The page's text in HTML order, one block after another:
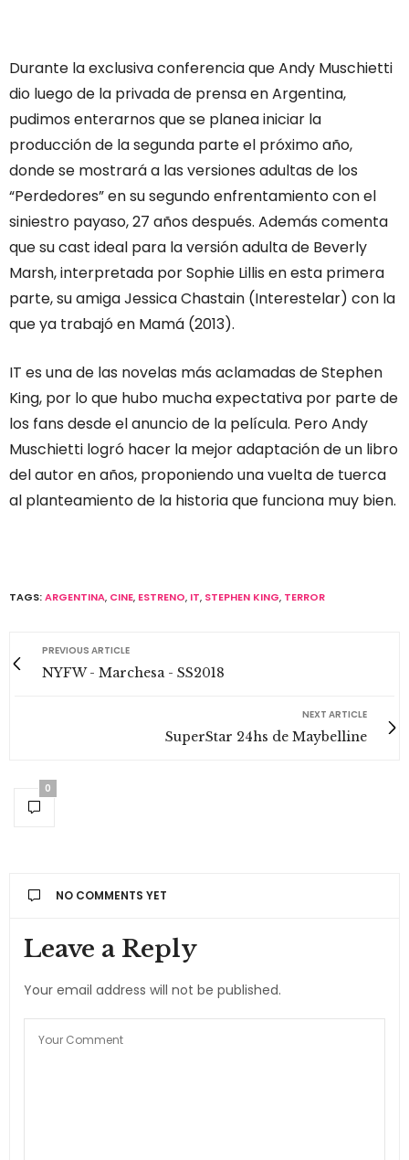
Durante la exclusiva conferencia que Andy Muschietti
dio luego de la privada de prensa en Argentina,
pudimos enterarnos que se planea iniciar la
producción de la segunda parte el próximo año,
donde se mostrará a las versiones adultas de los
“Perdedores” en su segundo enfrentamiento con el
siniestro payaso, 27 años después. Además comenta
que su cast ideal para la versión adulta de Beverly
Marsh, interpretada por Sophie Lillis en esta primera
parte, su amiga Jessica Chastain (Interestelar) con la
que ya trabajó en Mamá (2013).
IT es una de las novelas más aclamadas de Stephen
King, por lo que hubo mucha expectativa por parte de
los fans desde el anuncio de la película. Pero Andy
Muschietti logró hacer la mejor adaptación de un libro
del autor en años, proponiendo una vuelta de tuerca
al planteamiento de la historia que funciona muy bien.
TAGS:ARGENTINA, CINE, ESTRENO, IT, STEPHEN KING, TERROR
PREVIOUS ARTICLE
NYFW - Marchesa - SS2018
NEXT ARTICLE
SuperStar 24hs de Maybelline
0
NO COMMENTS YET
Leave a Reply
Your email address will not be published.